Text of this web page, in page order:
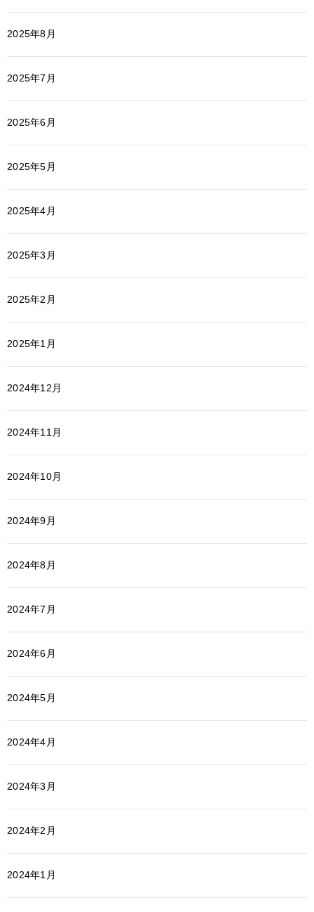
2025年8月
2025年7月
2025年6月
2025年5月
2025年4月
2025年3月
2025年2月
2025年1月
2024年12月
2024年11月
2024年10月
2024年9月
2024年8月
2024年7月
2024年6月
2024年5月
2024年4月
2024年3月
2024年2月
2024年1月